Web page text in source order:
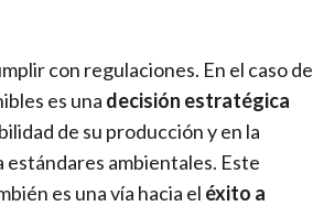
con regulaciones. En el caso de
es una decisión estratégica
de su producción y en la
estándares ambientales. Este
es una vía hacia el éxito a